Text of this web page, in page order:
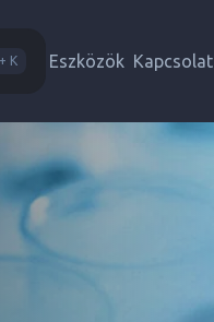
K Eszközök Kapcsolat